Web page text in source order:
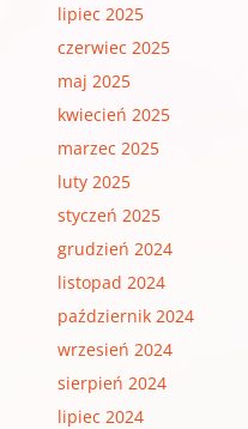
lipiec 2025
czerwiec 2025
maj 2025
kwiecień 2025
marzec 2025
luty 2025
styczeń 2025
grudzień 2024
listopad 2024
październik 2024
wrzesień 2024
sierpień 2024
lipiec 2024